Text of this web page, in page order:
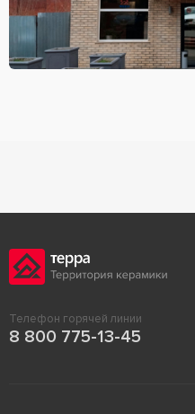
Телефон горячей линии
8 800 775-13-45